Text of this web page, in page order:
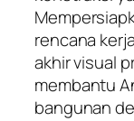
rencana
akhir visual
membantu
bangunan